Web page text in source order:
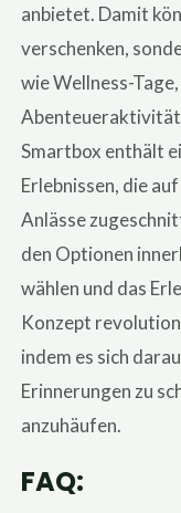
anbietet. Damit
verschenken,
wie Wellness-Tage,
Smartbox enthält
Erlebnissen, die
Anlässe
den Optionen
wählen und das
Konzept
indem es sich
Erinnerungen zu
anzuhäufen.
FAQ: